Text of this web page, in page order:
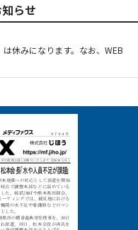
らせ
休みになります。なお、WEB